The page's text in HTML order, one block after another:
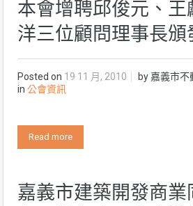
本會增聘邱俊元、王
洋三位顧問理事長頒
Posted on 19 11 月, 2010 by 嘉義市不
in 公會資訊
Read more
嘉義市建築開發商業